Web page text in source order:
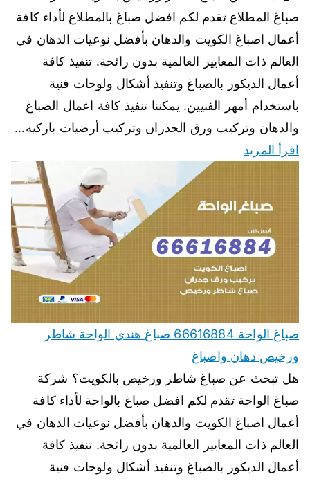
صباغ المطلاع تقدم لكم افضل صباغ بالمطلاع لأداء كافة
أعمال اصباغ الكويت والدهان بأفضل نوعيات الدهان في
العالم ذات المعايير العالمية بدون رائحة. تنفيذ كافة
أعمال الديكور بالصباغ وتنفيذ أشكال ولوحات فنية
باستخدام أمهر الفنيين. يمكننا تنفيذ كافة اعمال الصباغ
والدهان وتركيب ورق الجدران وتركيب أرضيات باركيه…
اقرأ المزيد
صباغ الواحة 66616884 صباغ هندي الواحة شاطر
ورخيص دهان واصباغ
هل تبحث عن صباغ شاطر ورخيص بالكويت؟ شركة
صباغ الواحة تقدم لكم افضل صباغ بالواحة لأداء كافة
أعمال اصباغ الكويت والدهان بأفضل نوعيات الدهان في
العالم ذات المعايير العالمية بدون رائحة. تنفيذ كافة
أعمال الديكور بالصباغ وتنفيذ أشكال ولوحات فنية